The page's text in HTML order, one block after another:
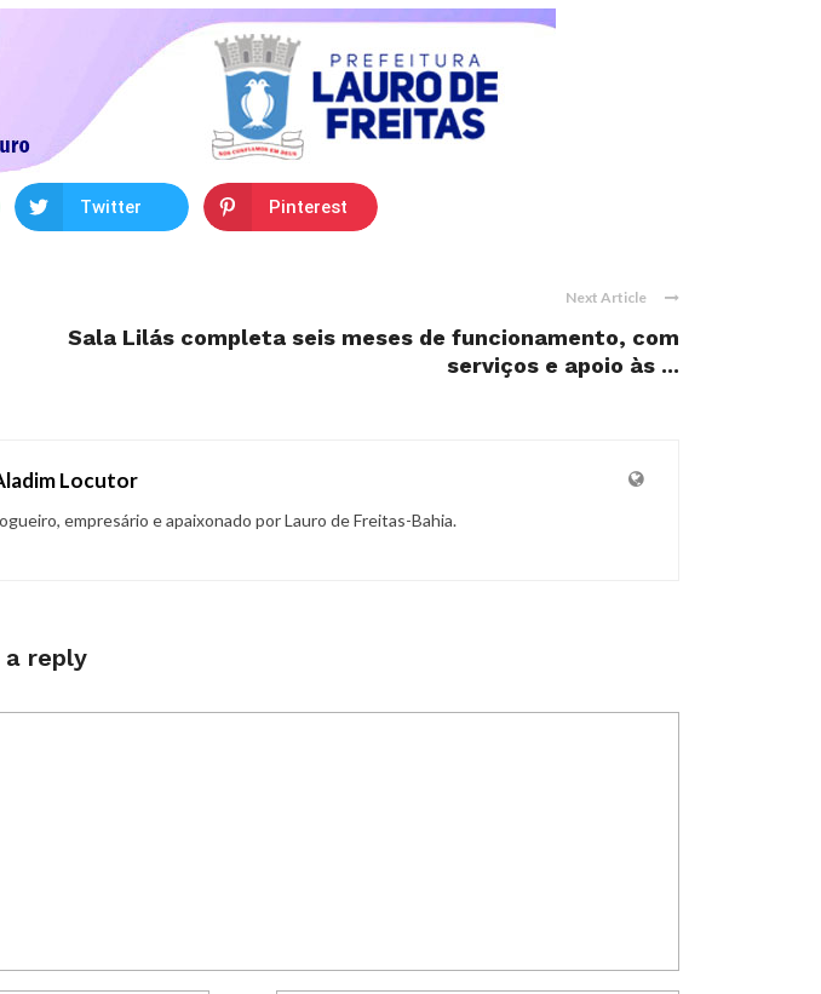
Twitter Pinterest
Next Article
Sala Lilás completa seis meses de funcionamento, com
serviços e apoio às ...
Locutor
empresário e apaixonado por Lauro de Freitas-Bahia.
a reply